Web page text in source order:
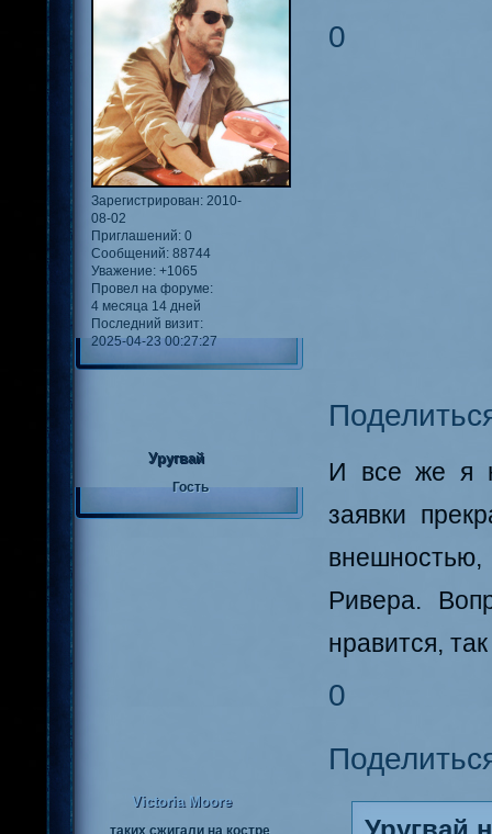
Зарегистрирован: 2010-
08-02
Приглашений: 0
Сообщений: 88744
Уважение: +1065
Провел на форуме:
4 месяца 14 дней
Последний визит:
2025-04-23 00:27:27
0
Уругвай
Гость
И все же я
заявки
Ривера.
нравится,
0
Victoria Moore
таких сжигали на костре